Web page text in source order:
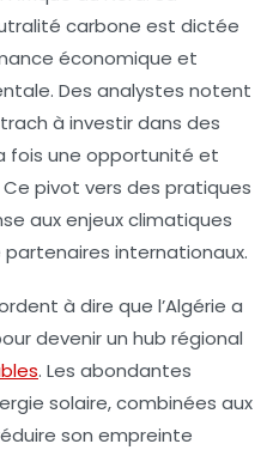
carbone est dictée
économique et
Des analystes notent
à investir dans des
fois une opportunité et
pivot vers des pratiques
aux enjeux climatiques
internationaux.
à dire que l’Algérie a
devenir un hub régional
. Les abondantes
solaire, combinées aux
son empreinte